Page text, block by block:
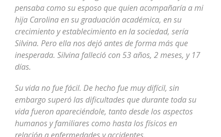
pensaba como su esposo que quien acompañaría a mi
hija Carolina en su graduación académica, en su
crecimiento y establecimiento en la sociedad, sería
Silvina. Pero ella nos dejó antes de forma más que
inesperada. Silvina falleció con 53 años, 2 meses, y 17
días.
Su vida no fue fácil. De hecho fue muy difícil, sin
embargo superó las dificultades que durante toda su
vida fueron apareciéndole, tanto desde los aspectos
humanos y familiares como hasta los físicos en